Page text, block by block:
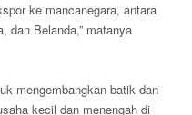
ke mancanegara, antara
dan Belanda,” matanya
mengembangkan batik dan
kecil dan menengah di